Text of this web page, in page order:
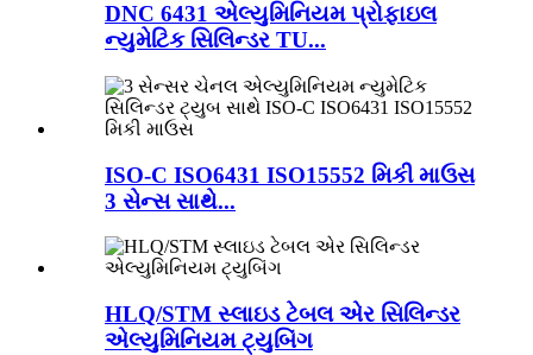
DNC 6431 એલ્યુમિનિયમ પ્રોફાઇલ
ન્યુમેટિક સિલિન્ડર TU...
ISO-C ISO6431 ISO15552 મિકી માઉસ
3 સેન્સ સાથે...
HLQ/STM સ્લાઇડ ટેબલ એર સિલિન્ડર
એલ્યુમિનિયમ ટ્યુબિંગ